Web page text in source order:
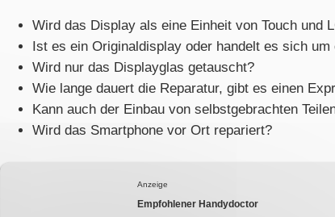
Wird das Display als eine Einheit von Touch und
Ist es ein Originaldisplay oder handelt es sich
Wird nur das Displayglas getauscht?
Wie lange dauert die Reparatur, gibt es einen
Kann auch der Einbau von selbstgebrachten
Wird das Smartphone vor Ort repariert?
Anzeige
Empfohlener Handydoctor